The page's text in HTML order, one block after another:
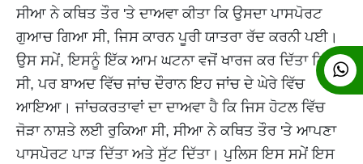
ਸੀਆ ਨੇ ਕਥਿਤ ਤੌਰ 'ਤੇ ਦਾਅਵਾ ਕੀਤਾ ਕਿ ਉਸਦਾ ਪਾਸਪੋਰਟ
ਗੁਆਚ ਗਿਆ ਸੀ, ਜਿਸ ਕਾਰਨ ਪੂਰੀ ਯਾਤਰਾ ਰੱਦ ਕਰਨੀ ਪਈ।
ਉਸ ਸਮੇਂ, ਇਸਨੂੰ ਇੱਕ ਆਮ ਘਟਨਾ ਵਜੋਂ ਖਾਰਜ ਕਰ ਦਿੱਤਾ ਗਿਆ
ਸੀ, ਪਰ ਬਾਅਦ ਵਿੱਚ ਜਾਂਚ ਦੌਰਾਨ ਇਹ ਜਾਂਚ ਦੇ ਘੇਰੇ ਵਿੱਚ
ਆਇਆ। ਜਾਂਚਕਰਤਾਵਾਂ ਦਾ ਦਾਅਵਾ ਹੈ ਕਿ ਜਿਸ ਹੋਟਲ ਵਿੱਚ
ਜੋੜਾ ਨਾਸ਼ਤੇ ਲਈ ਰੁਕਿਆ ਸੀ, ਸੀਆ ਨੇ ਕਥਿਤ ਤੌਰ 'ਤੇ ਆਪਣਾ
ਪਾਸਪੋਰਟ ਪਾੜ ਦਿੱਤਾ ਅਤੇ ਸੁੱਟ ਦਿੱਤਾ। ਪੁਲਿਸ ਇਸ ਸਮੇਂ ਇਸ